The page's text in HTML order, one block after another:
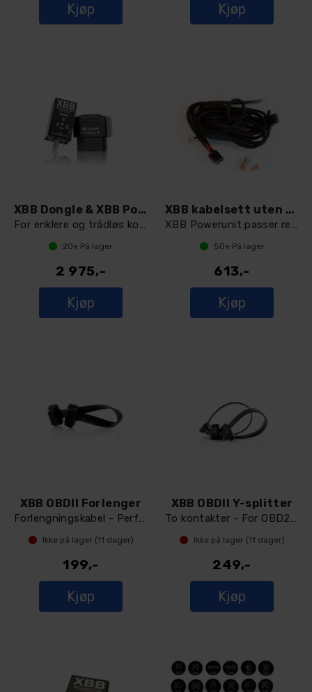
Kjøp Kjøp
XBB Dongle & XBB PowerUnit
For enklere og trådløs kobling av lys
20+ På lager
2 975,-
Kjøp
XBB kabelsett uten rele
XBB Powerunit passer rett i sokkel
50+På lager
613,-
Kjøp
XBB OBDII Forlenger
Forlengningskabel - Perfekt til XBB dong
Ikke på lager (11 dager)
199,-
Kjøp
XBB OBDII Y-splitter
To kontakter - For OBD2 kontakt
Ikke på lager (11 dager)
249,-
Kjøp